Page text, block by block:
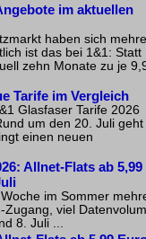
im aktuellen
haben sich
ist das bei 1&1: Statt
zehn Monate zu je
Tarife im Vergleich
Glasfaser Tarife 2026
um den 20. Juli geht
einen neuen
Allnet-Flats ab 5,99
im Sommer
Zugang, viel
8. Juli ...